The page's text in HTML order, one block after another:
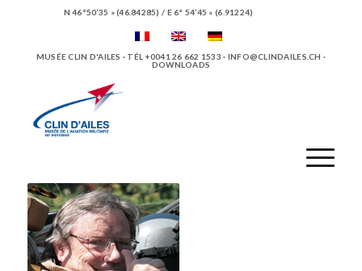
N 46°50’35 » (46.84285) / E 6° 54’45 » (6.91224)
MUSÉE CLIN D'AILES · TÉL +0041 26 662 1533 · INFO@CLINDAILES.CH ·
DOWNLOADS